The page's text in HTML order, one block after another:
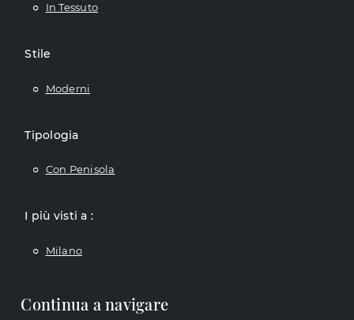
In Tessuto
Stile
Moderni
Tipologia
Con Penisola
I più visti a :
Milano
Continua a navigare